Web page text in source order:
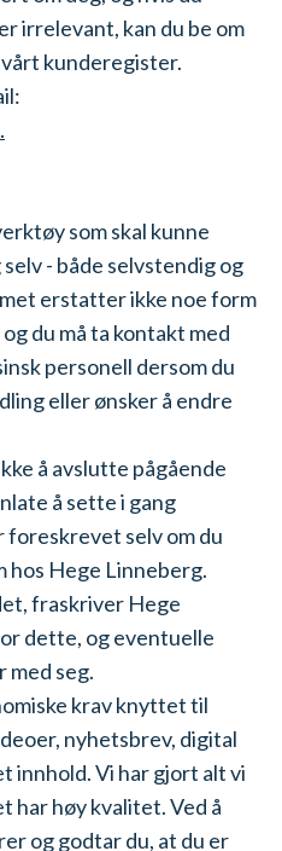
irrelevant, kan du be om
kunderegister.
.
som skal kunne
- både selvstendig og
erstatter ikke noe form
du må ta kontakt med
personell dersom du
eller ønsker å endre
å avslutte pågående
å sette i gang
foreskrevet selv om du
hos Hege Linneberg.
fraskriver Hege
dette, og eventuelle
seg.
krav knyttet til
nyhetsbrev, digital
innhold. Vi har gjort alt vi
har høy kvalitet. Ved å
og godtar du, at du er